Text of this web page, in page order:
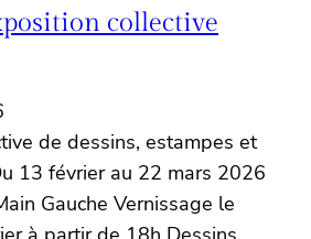
collective
de dessins, estampes et
13 février au 22 mars 2026
Gauche Vernissage le